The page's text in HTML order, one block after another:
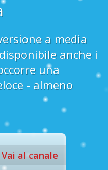
a media
anche i
una
- almeno
Vai al canale